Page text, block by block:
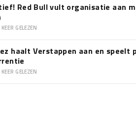
Red Bull vult organisatie aan
KEER GELEZEN
haalt Verstappen aan en speelt
KEER GELEZEN